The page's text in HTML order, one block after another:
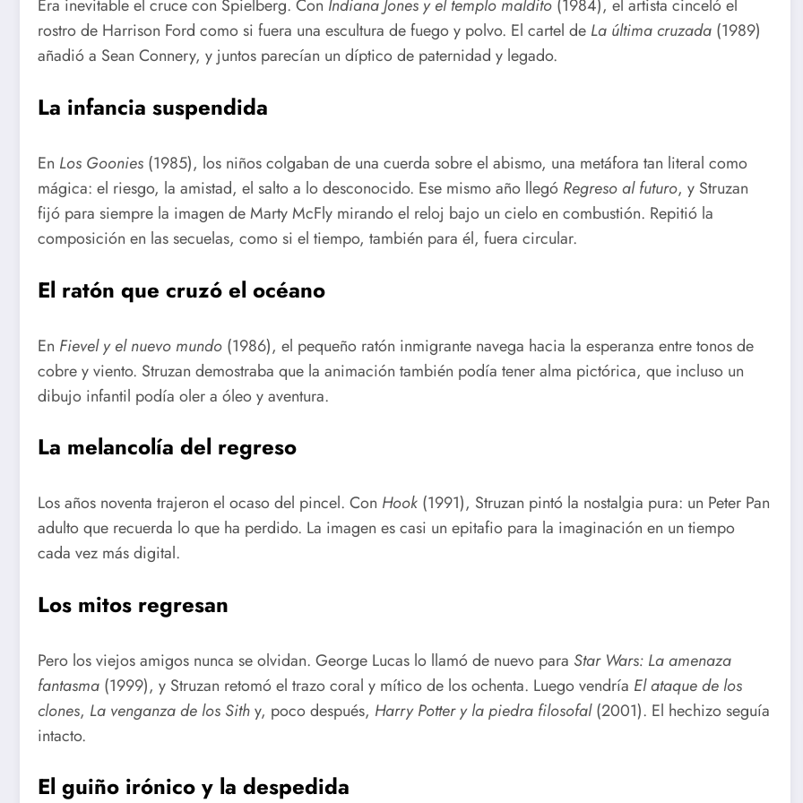
Era inevitable el cruce con Spielberg. Con Indiana Jones y el templo maldito (1984), el artista cinceló el
rostro de Harrison Ford como si fuera una escultura de fuego y polvo. El cartel de La última cruzada (1989)
añadió a Sean Connery, y juntos parecían un díptico de paternidad y legado.
La infancia suspendida
En Los Goonies (1985), los niños colgaban de una cuerda sobre el abismo, una metáfora tan literal como
mágica: el riesgo, la amistad, el salto a lo desconocido. Ese mismo año llegó Regreso al futuro, y Struzan
fijó para siempre la imagen de Marty McFly mirando el reloj bajo un cielo en combustión. Repitió la
composición en las secuelas, como si el tiempo, también para él, fuera circular.
El ratón que cruzó el océano
En Fievel y el nuevo mundo (1986), el pequeño ratón inmigrante navega hacia la esperanza entre tonos de
cobre y viento. Struzan demostraba que la animación también podía tener alma pictórica, que incluso un
dibujo infantil podía oler a óleo y aventura.
La melancolía del regreso
Los años noventa trajeron el ocaso del pincel. Con Hook (1991), Struzan pintó la nostalgia pura: un Peter Pan
adulto que recuerda lo que ha perdido. La imagen es casi un epitafio para la imaginación en un tiempo
cada vez más digital.
Los mitos regresan
Pero los viejos amigos nunca se olvidan. George Lucas lo llamó de nuevo para Star Wars: La amenaza
fantasma (1999), y Struzan retomó el trazo coral y mítico de los ochenta. Luego vendría El ataque de los
clones, La venganza de los Sithy, poco después, Harry Potter y la piedra filosofal(2001). El hechizo seguía
intacto.
El guiño irónico y la despedida